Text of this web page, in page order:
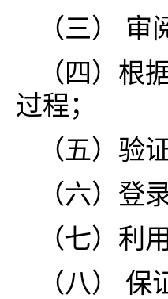
（三） 审
（四）根
过程；
（五）验
（六）登
（七）利
（八）